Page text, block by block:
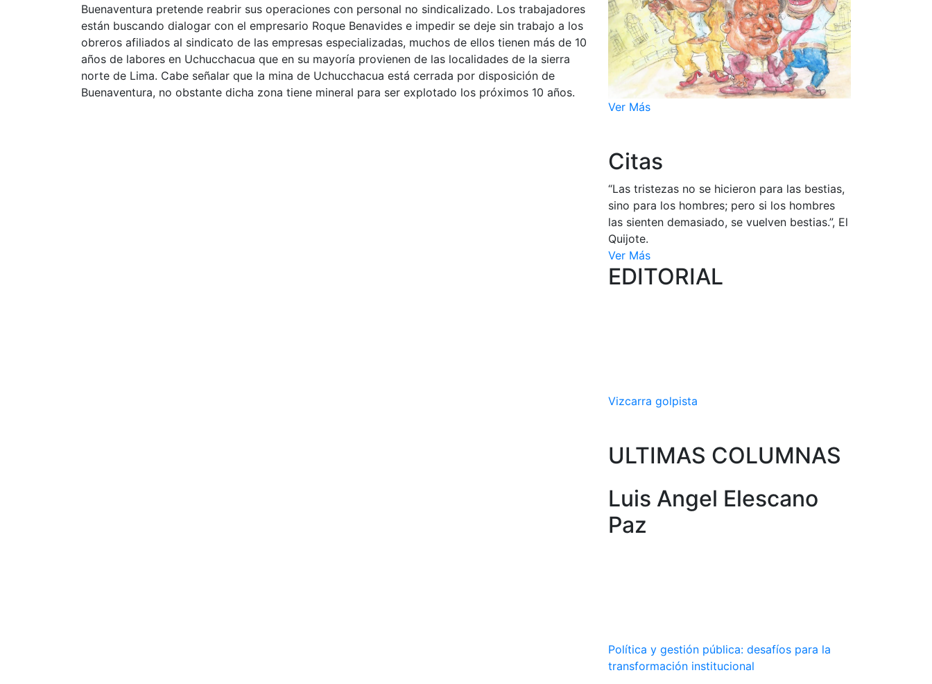
Buenaventura pretende reabrir sus operaciones con personal no sindicalizado. Los trabajadores
están buscando dialogar con el empresario Roque Benavides e impedir se deje sin trabajo a los
obreros afiliados al sindicato de las empresas especializadas, muchos de ellos tienen más de 10
años de labores en Uchucchacua que en su mayoría provienen de las localidades de la sierra
norte de Lima. Cabe señalar que la mina de Uchucchacua está cerrada por disposición de
Buenaventura, no obstante dicha zona tiene mineral para ser explotado los próximos 10 años.
Ver Más
Citas
“Las tristezas no se hicieron para las bestias,
sino para los hombres; pero si los hombres
las sienten demasiado, se vuelven bestias.”, El
Quijote.
Ver Más
EDITORIAL
Vizcarra golpista
ULTIMAS COLUMNAS
Luis Angel Elescano
Paz
Política y gestión pública: desafíos para la
transformación institucional